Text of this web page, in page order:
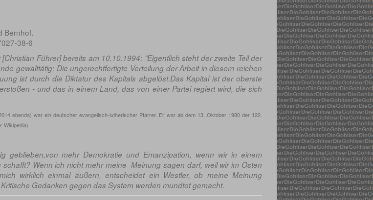
Bernhof.
38-6
Führer] bereits am 10.10.1994: "Eigentlich steht der zweite Teil der
gewalttätig: Die ungerechtfertigte Verteilung der Arbeit in diesem reichen
ist durch die Diktatur des Kapitals abgelöst.Das Kapital ist der oberste
- und das in einem Land, das von einer Partei regiert wird, die sich
ebenda) war ein deutscher evangelisch-lutherischer Pfarrer. Er war ab dem 13. Oktober 1980 der 122.
Wikipedia)
geblieben,von mehr Demokratie und Emanzipation, wenn wir in einem
Wenn ich nicht mehr meine Meinung sagen darf, weil wir im Osten
wirklich einmal äußern, entscheidet ein Westler, ob meine Meinung
Gedanken gegen das System werden mundtot gemacht.